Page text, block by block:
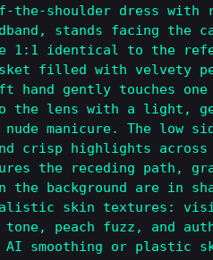
the-shoulder dress with
stands facing the
1:1 identical to the
filled with velvety
hand gently touches
the lens with a light,
manicure. The low
crisp highlights across
the receding path,
the background are in
skin textures:
tone, peach fuzz, and
AI smoothing or plastic